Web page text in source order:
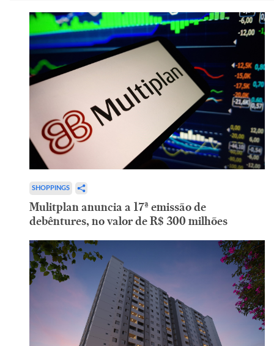
SHOPPINGS
Mulitplan anuncia a 17ª emissão de
debêntures, no valor de R$ 300 milhões